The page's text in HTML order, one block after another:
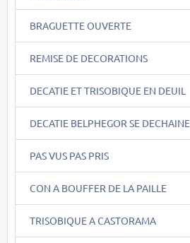
BRAGUETTE OUVERTE
REMISE DE DECORATIONS
DECATIE ET TRISOBIQUE EN DEUIL
DECATIE BELPHEGOR SE DECHAINE
PAS VUS PAS PRIS
CON A BOUFFER DE LA PAILLE
TRISOBIQUE A CASTORAMA